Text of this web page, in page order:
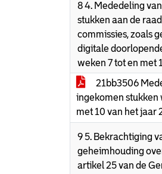
8 4. Mededeling
stukken aan de
commissies, zoals
digitale
weken 7 tot en met
21bb3506
ingekomen stukken
met 10 van het jaar
9 5. Bekrachtiging
geheimhouding
artikel 25 van de